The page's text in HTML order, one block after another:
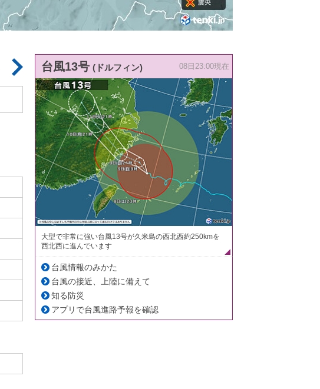
台風13号 (ドルフィン) 08日23:00現在
大型で非常に強い台風13号が久米島の西北西約250kmを
西北西に進んでいます
台風情報のみかた
台風の接近、上陸に備えて
知る防災
アプリで台風進路予報を確認